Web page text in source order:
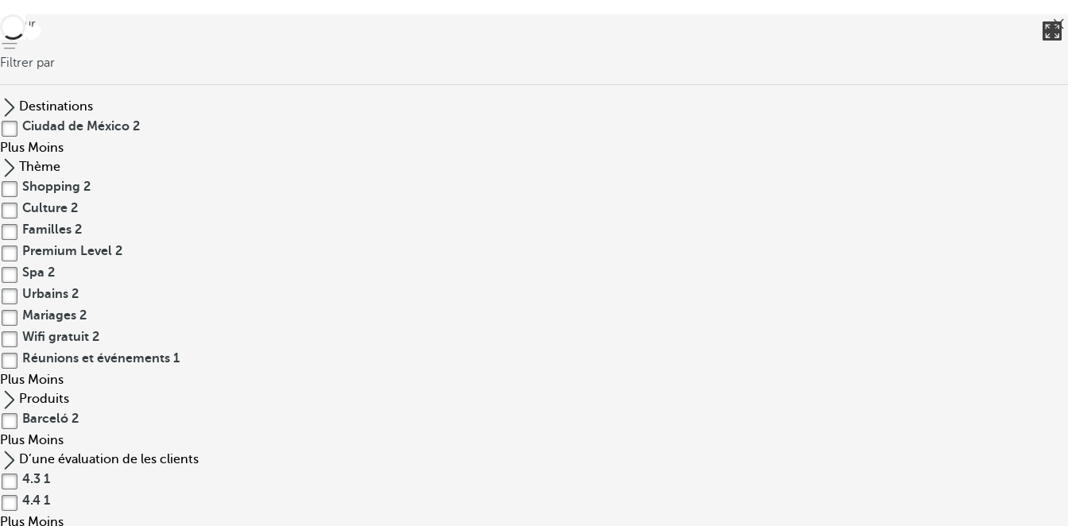
retour
Filtrer par
Destinations
Ciudad de México 2
Plus Moins
Thème
Shopping 2
Culture 2
Familles 2
Premium Level 2
Spa 2
Urbains 2
Mariages 2
Wifi gratuit 2
Réunions et événements 1
Plus Moins
Produits
Barceló 2
Plus Moins
D’une évaluation de les clients
4.3 1
4.4 1
Plus Moins